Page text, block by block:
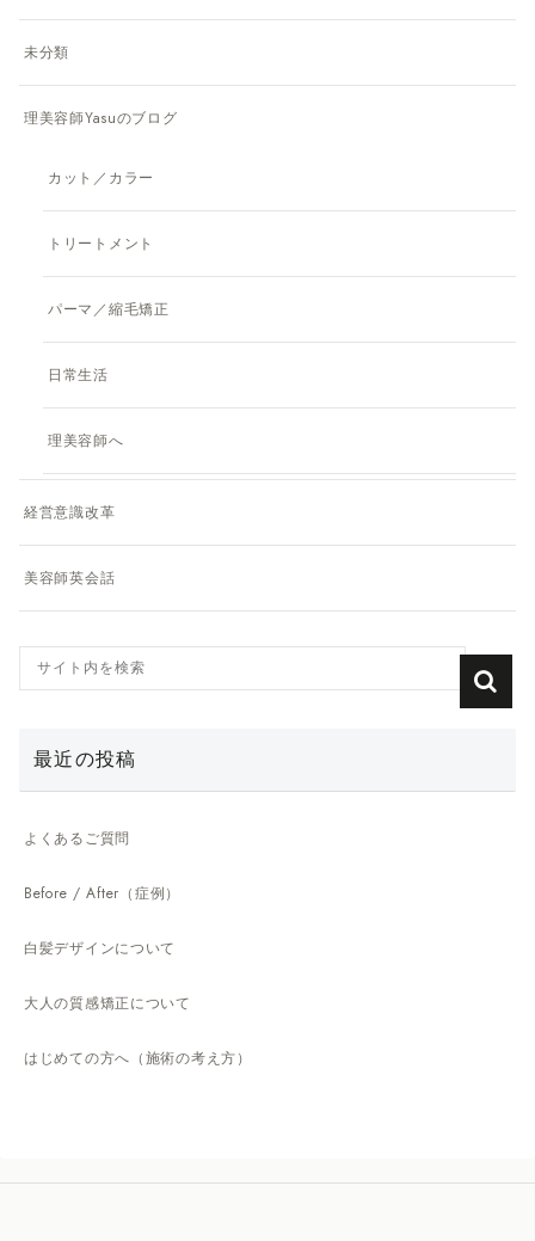
未分類
理美容師Yasuのブログ
カット／カラー
トリートメント
パーマ／縮毛矯正
日常生活
理美容師へ
経営意識改革
美容師英会話
最近の投稿
よくあるご質問
Before / After（症例）
白髪デザインについて
大人の質感矯正について
はじめての方へ（施術の考え方）